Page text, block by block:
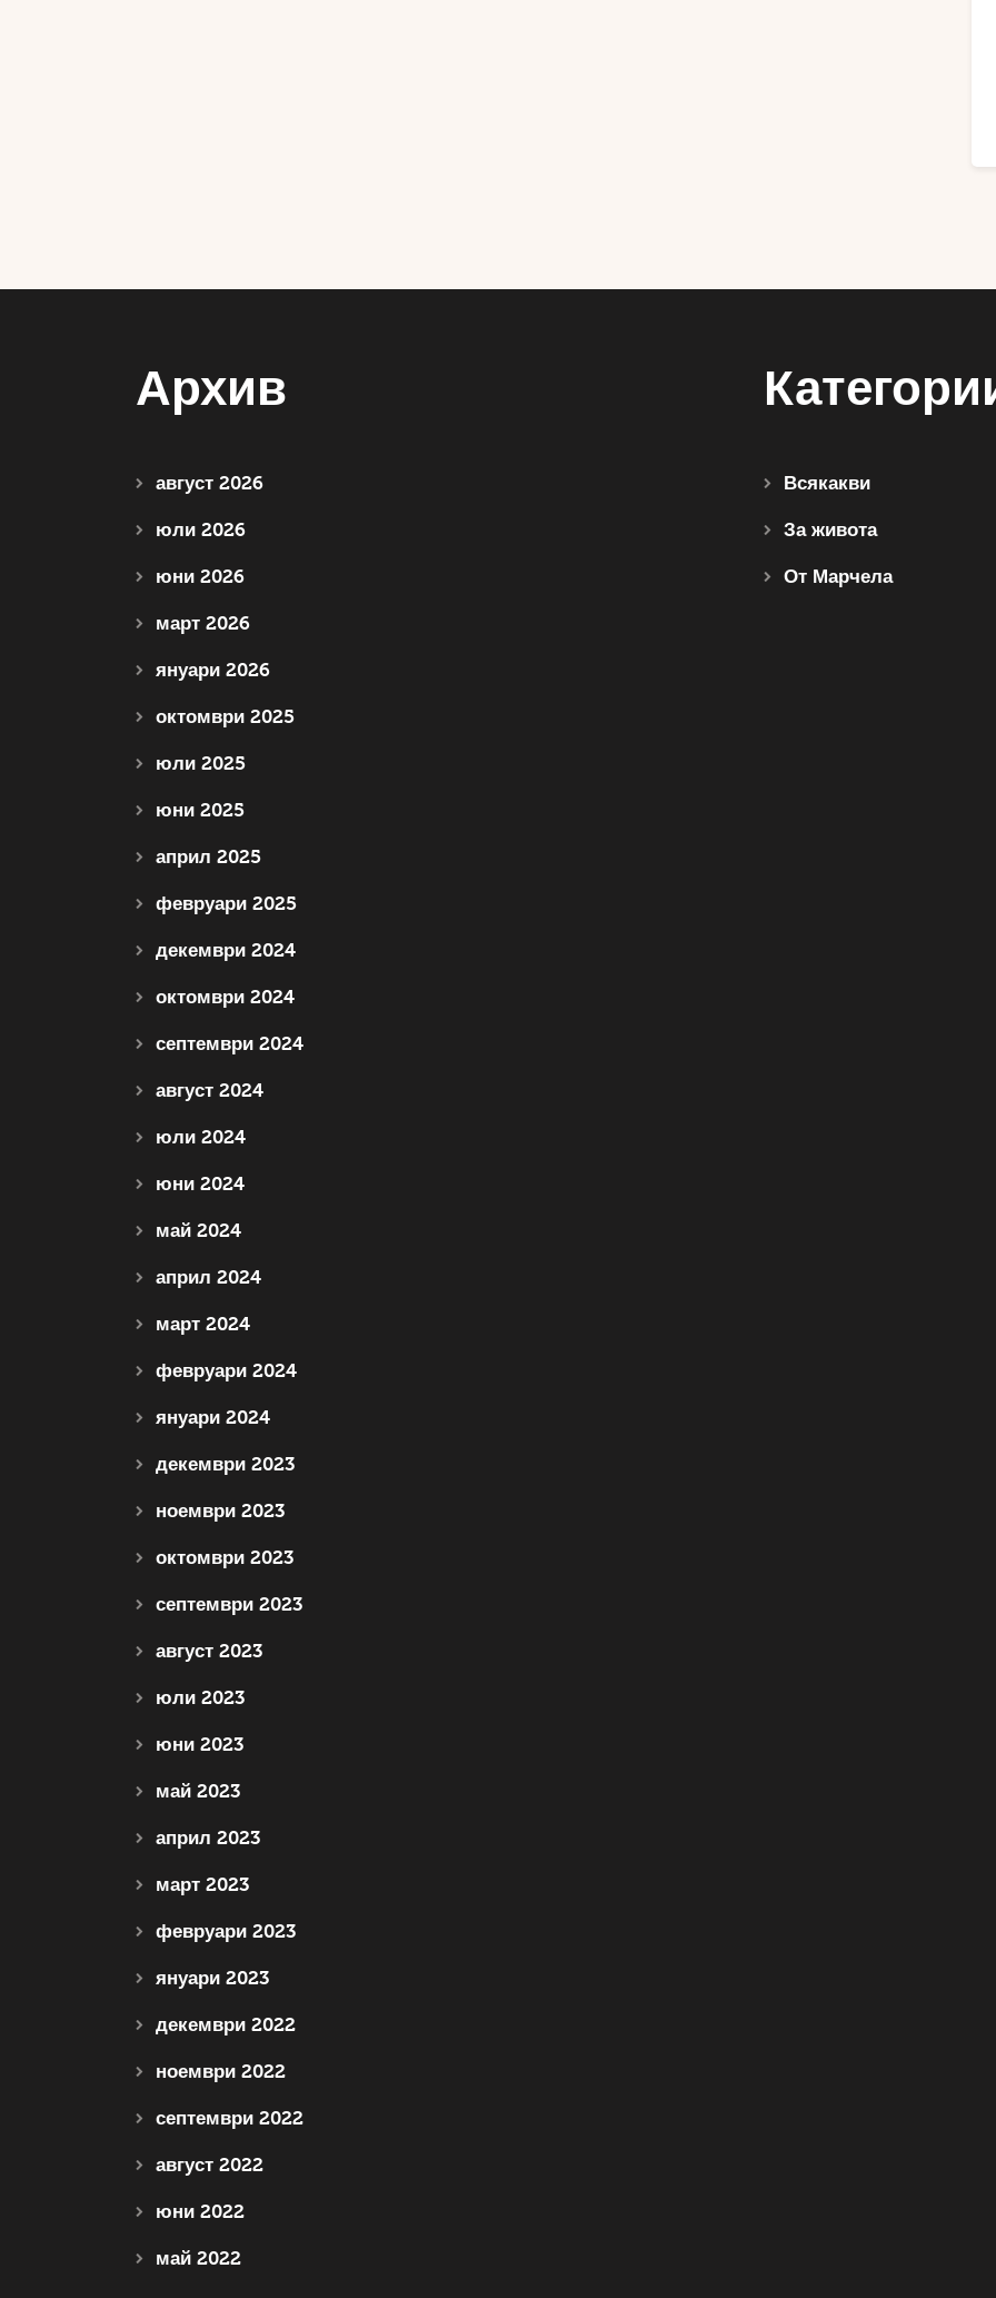
Архив
август 2026
юли 2026
юни 2026
март 2026
януари 2026
октомври 2025
юли 2025
юни 2025
април 2025
февруари 2025
декември 2024
октомври 2024
септември 2024
август 2024
юли 2024
юни 2024
май 2024
април 2024
март 2024
февруари 2024
януари 2024
декември 2023
ноември 2023
октомври 2023
септември 2023
август 2023
юли 2023
юни 2023
май 2023
април 2023
март 2023
февруари 2023
януари 2023
декември 2022
ноември 2022
септември 2022
август 2022
юни 2022
май 2022
Всякакви
За живота
От Марчела